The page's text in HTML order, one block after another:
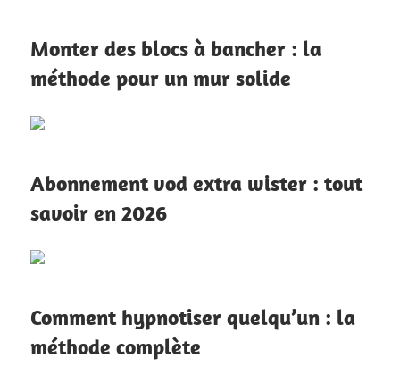
Monter des blocs à bancher : la
méthode pour un mur solide
Abonnement vod extra wister : tout
savoir en 2026
Comment hypnotiser quelqu’un : la
méthode complète